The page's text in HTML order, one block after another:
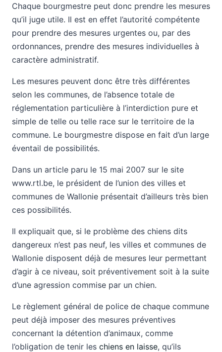
Chaque bourgmestre peut donc prendre les mesures
qu’il juge utile. Il est en effet l’autorité compétente
pour prendre des mesures urgentes ou, par des
ordonnances, prendre des mesures individuelles à
caractère administratif.
Les mesures peuvent donc être très différentes
selon les communes, de l’absence totale de
réglementation particulière à l’interdiction pure et
simple de telle ou telle race sur le territoire de la
commune. Le bourgmestre dispose en fait d’un large
éventail de possibilités.
Dans un article paru le 15 mai 2007 sur le site
www.rtl.be, le président de l’union des villes et
communes de Wallonie présentait d’ailleurs très bien
ces possibilités.
Il expliquait que, si le problème des chiens dits
dangereux n’est pas neuf, les villes et communes de
Wallonie disposent déjà de mesures leur permettant
d’agir à ce niveau, soit préventivement soit à la suite
d’une agression commise par un chien.
Le règlement général de police de chaque commune
peut déjà imposer des mesures préventives
concernant la détention d’animaux, comme
l’obligation de tenir les chiens en laisse, qu’ils